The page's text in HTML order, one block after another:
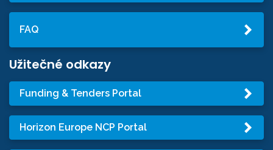
FAQ
Užitečné odkazy
Funding & Tenders Portal
Horizon Europe NCP Portal